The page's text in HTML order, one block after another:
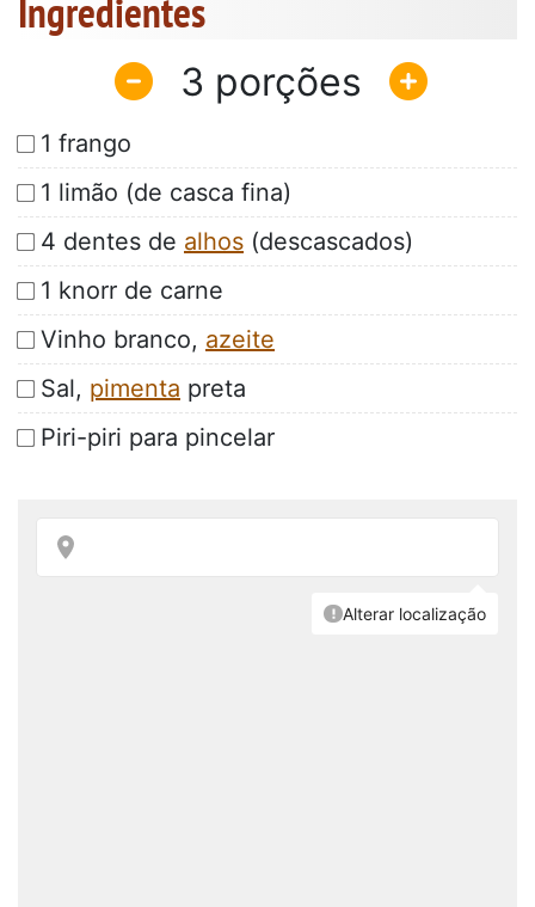
Ingredientes
3
1 frango
1 limão (de casca fina)
4 dentes de alhos (descascados)
1 knorr de carne
Vinho branco, azeite
Sal, pimenta preta
Piri-piri para pincelar